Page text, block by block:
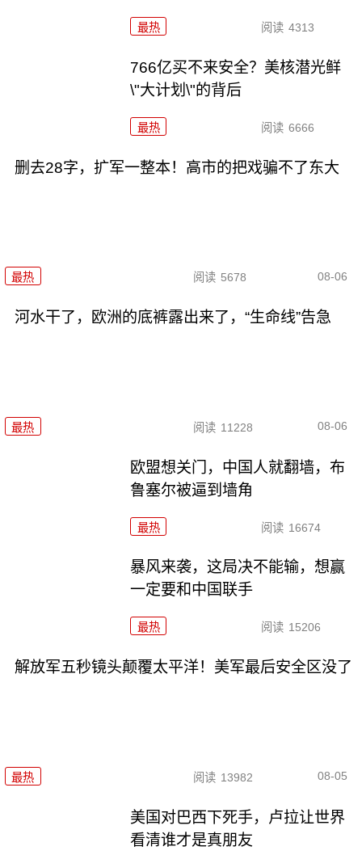
最热 阅读 4313
766亿买不来安全？美核潜光鲜
\"大计划\"的背后
最热 阅读 6666
删去28字，扩军一整本！高市的把戏骗不了东大
最热 阅读 5678 08-06
河水干了，欧洲的底裤露出来了，“生命线”告急
最热 阅读 11228 08-06
欧盟想关门，中国人就翻墙，布
鲁塞尔被逼到墙角
最热 阅读 16674
暴风来袭，这局决不能输，想赢
一定要和中国联手
最热 阅读 15206
解放军五秒镜头颠覆太平洋！美军最后安全区没了
最热 阅读 13982 08-05
美国对巴西下死手，卢拉让世界
看清谁才是真朋友